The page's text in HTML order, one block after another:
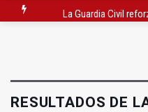
La Guardia Civil
RESULTADOS DE